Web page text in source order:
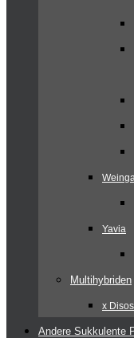
Yavia
Multihybriden
x
Andere Sukkulente